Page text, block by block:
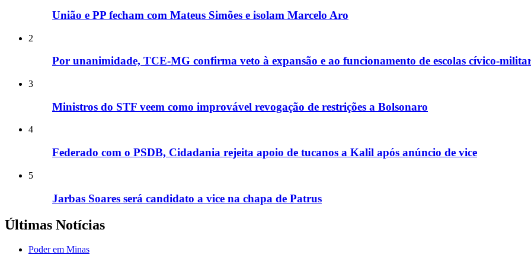
União e PP fecham com Mateus Simões e isolam Marcelo Aro
2
Por unanimidade, TCE-MG confirma veto à expansão e ao funcionamento de escolas cívico-
3
Ministros do STF veem como improvável revogação de restrições a Bolsonaro
4
Federado com o PSDB, Cidadania rejeita apoio de tucanos a Kalil após anúncio de vice
5
Jarbas Soares será candidato a vice na chapa de Patrus
Últimas Notícias
Poder em Minas